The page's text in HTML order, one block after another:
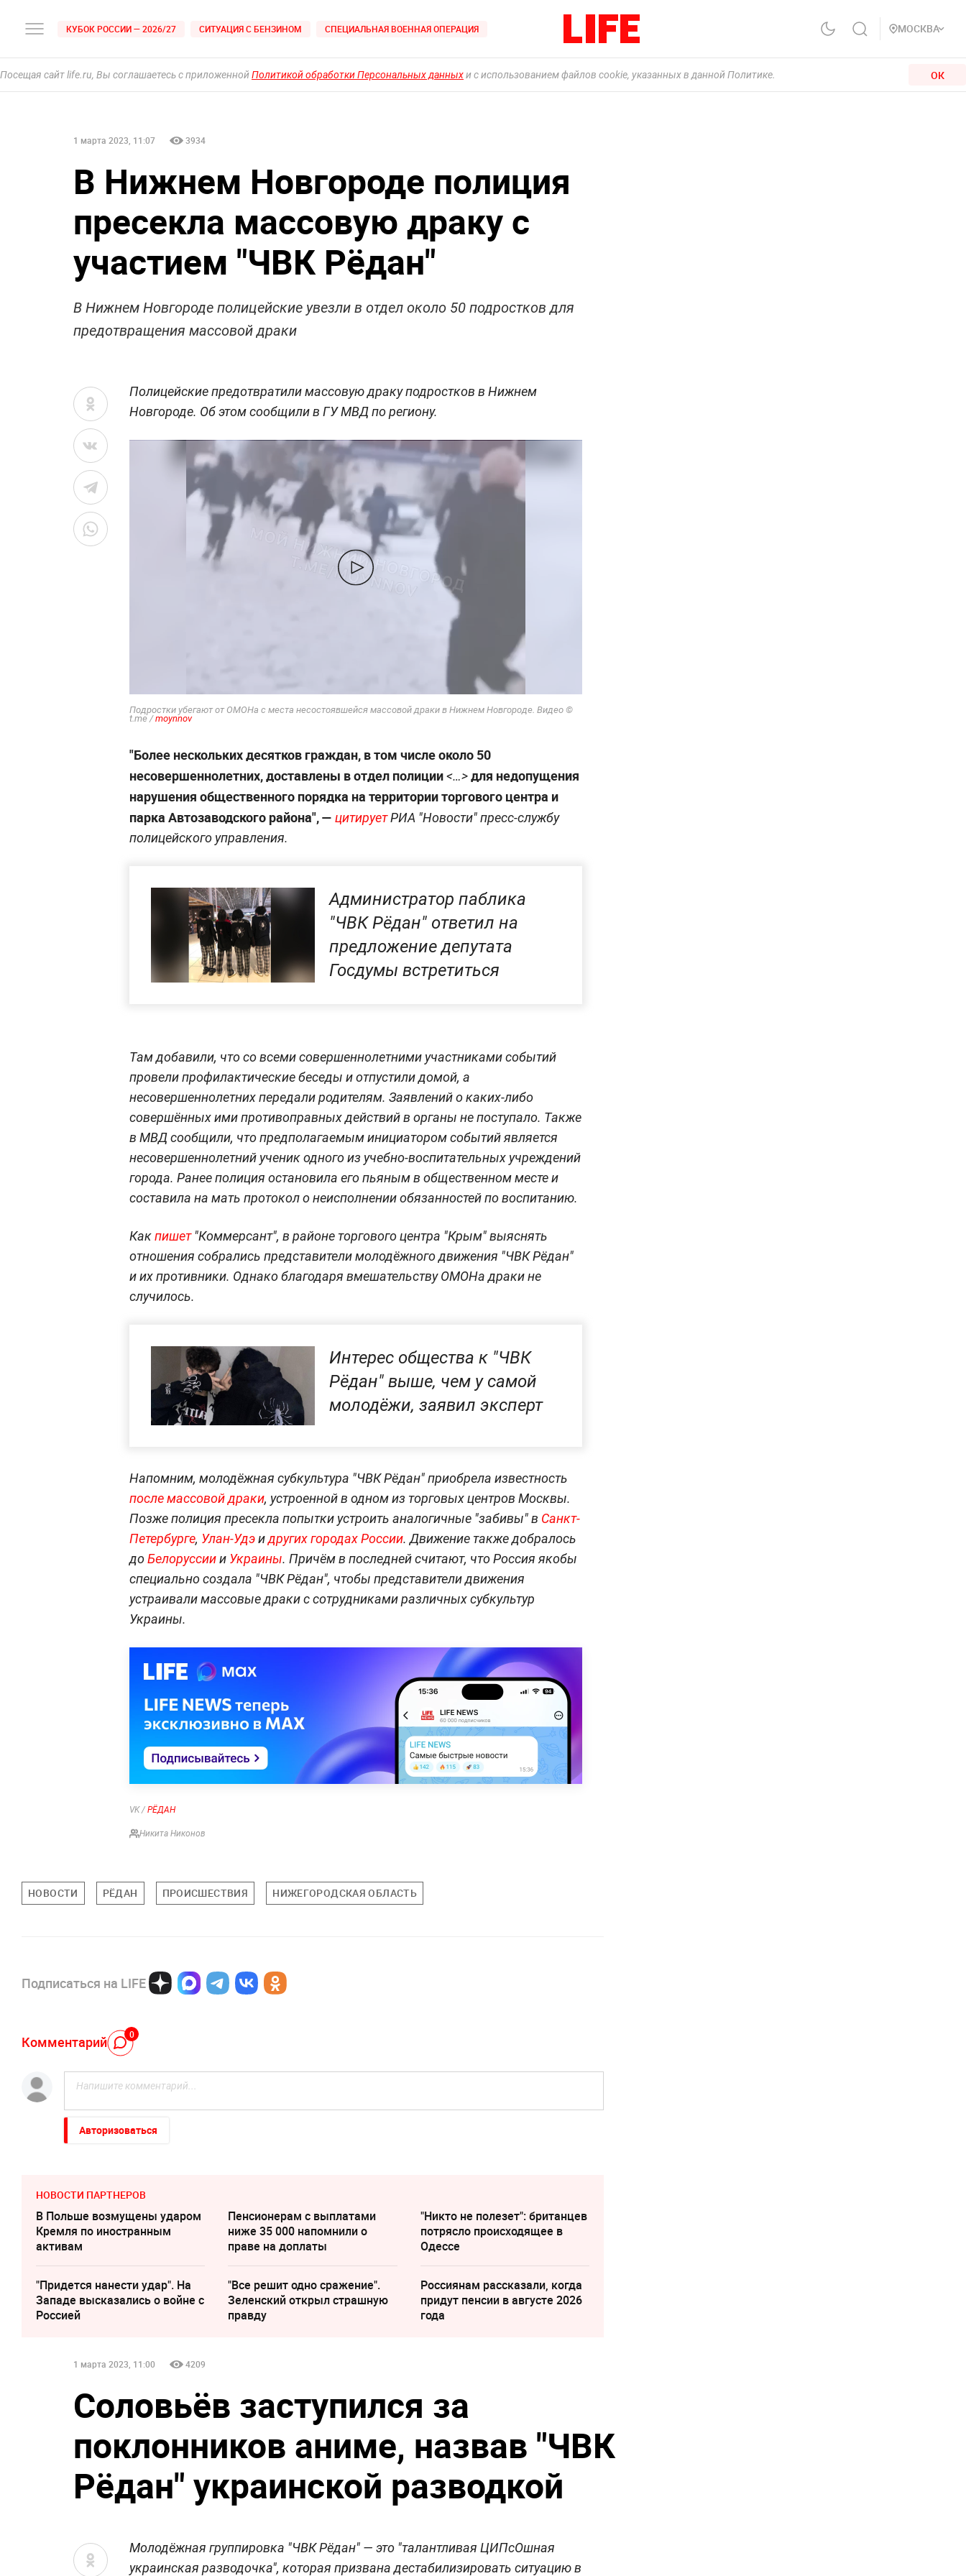
КУБОК РОССИИ — 2026/27 СИТУАЦИЯ С БЕНЗИНОМ СПЕЦИАЛЬНАЯ ВОЕННАЯ ОПЕРАЦИЯ МОСКВА
Посещая сайт life.ru, Вы соглашаетесь с приложеннойПолитикой обработки Персональных данныхи с использованием файлов cookie, указанных в данной Политике. ОК
1 марта 2023, 11:07 3934
В Нижнем Новгороде полиция
пресекла массовую драку с
участием "ЧВК Рёдан"
В Нижнем Новгороде полицейские увезли в отдел около 50 подростков для
предотвращения массовой драки
Полицейские предотвратили массовую драку подростков в Нижнем
Новгороде. Об этом сообщили в ГУ МВД по региону.
Подростки убегают от ОМОНа с места несостоявшейся массовой драки в Нижнем Новгороде. Видео ©
t.me /moynnov
"Более нескольких десятков граждан, в том числе около 50
несовершеннолетних, доставлены в отдел полиции<…>для недопущения
нарушения общественного порядка на территории торгового центра и
парка Автозаводского района", — цитируетРИА "Новости" пресс-службу
полицейского управления.
Администратор паблика
"ЧВК Рёдан" ответил на
предложение депутата
Госдумы встретиться
Там добавили, что со всеми совершеннолетними участниками событий
провели профилактические беседы и отпустили домой, а
несовершеннолетних передали родителям. Заявлений о каких-либо
совершённых ими противоправных действий в органы не поступало. Также
в МВД сообщили, что предполагаемым инициатором событий является
несовершеннолетний ученик одного из учебно-воспитательных учреждений
города. Ранее полиция остановила его пьяным в общественном месте и
составила на мать протокол о неисполнении обязанностей по воспитанию.
Какпишет"Коммерсант", в районе торгового центра "Крым" выяснять
отношения собрались представители молодёжного движения "ЧВК Рёдан"
и их противники. Однако благодаря вмешательству ОМОНа драки не
случилось.
Интерес общества к "ЧВК
Рёдан" выше, чем у самой
молодёжи, заявил эксперт
Напомним, молодёжная субкультура "ЧВК Рёдан" приобрела известность
после массовой драки, устроенной в одном из торговых центров Москвы.
Позже полиция пресекла попытки устроить аналогичные "забивы" в Санкт-
Петербурге, Улан-Удэидругих городах России. Движение также добралось
доБелоруссиии Украины. Причём в последней считают, что Россия якобы
специально создала "ЧВК Рёдан", чтобы представители движения
устраивали массовые драки с сотрудниками различных субкультур
Украины.
VK / РЁДАН
Никита Никонов
НОВОСТИ РЁДАН ПРОИСШЕСТВИЯ НИЖЕГОРОДСКАЯ ОБЛАСТЬ
Подписаться на LIFE
Комментарий 0
Авторизоваться
НОВОСТИ ПАРТНЕРОВ
В Польше возмущены ударом
Кремля по иностранным
активам
Пенсионерам с выплатами
ниже 35 000 напомнили о
праве на доплаты
"Никто не полезет": британцев
потрясло происходящее в
Одессе
"Придется нанести удар". На
Западе высказались о войне с
Россией
"Все решит одно сражение".
Зеленский открыл страшную
правду
Россиянам рассказали, когда
придут пенсии в августе 2026
года
1 марта 2023, 11:00 4209
Соловьёв заступился за
поклонников аниме, назвав "ЧВК
Рёдан" украинской разводкой
Молодёжная группировка "ЧВК Рёдан" — это "талантливая ЦИПсОшная
украинская разводочка", которая призвана дестабилизировать ситуацию в